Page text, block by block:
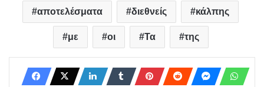
αποτελέσματα διεθνείς κάλπης
με οι Τα της